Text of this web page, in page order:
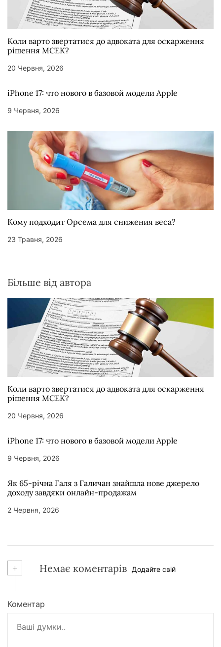
Коли варто звертатися до адвоката для оскарження
рішення МСЕК?
20 Червня, 2026
iPhone 17: что нового в базовой модели Apple
9 Червня, 2026
Кому подходит Орсема для снижения веса?
23 Травня, 2026
Більше від автора
Коли варто звертатися до адвоката для оскарження
рішення МСЕК?
20 Червня, 2026
iPhone 17: что нового в базовой модели Apple
9 Червня, 2026
Як 65-річна Галя з Галичан знайшла нове джерело
доходу завдяки онлайн-продажам
2 Червня, 2026
+ Немає коментарів Додайте свій
Коментар